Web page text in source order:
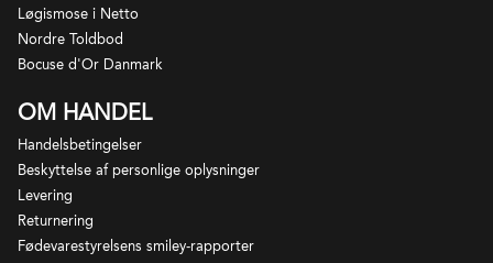
Løgismose i Netto
Nordre Toldbod
Bocuse d'Or Danmark
OM HANDEL
Handelsbetingelser
Beskyttelse af personlige oplysninger
Levering
Returnering
Fødevarestyrelsens smiley-rapporter